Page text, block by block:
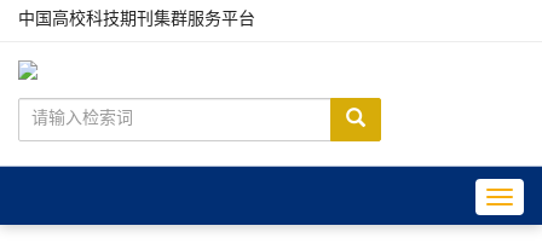
中国高校科技期刊集群服务平台